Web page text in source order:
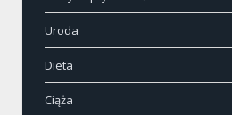
Uroda
Dieta
Ciąża